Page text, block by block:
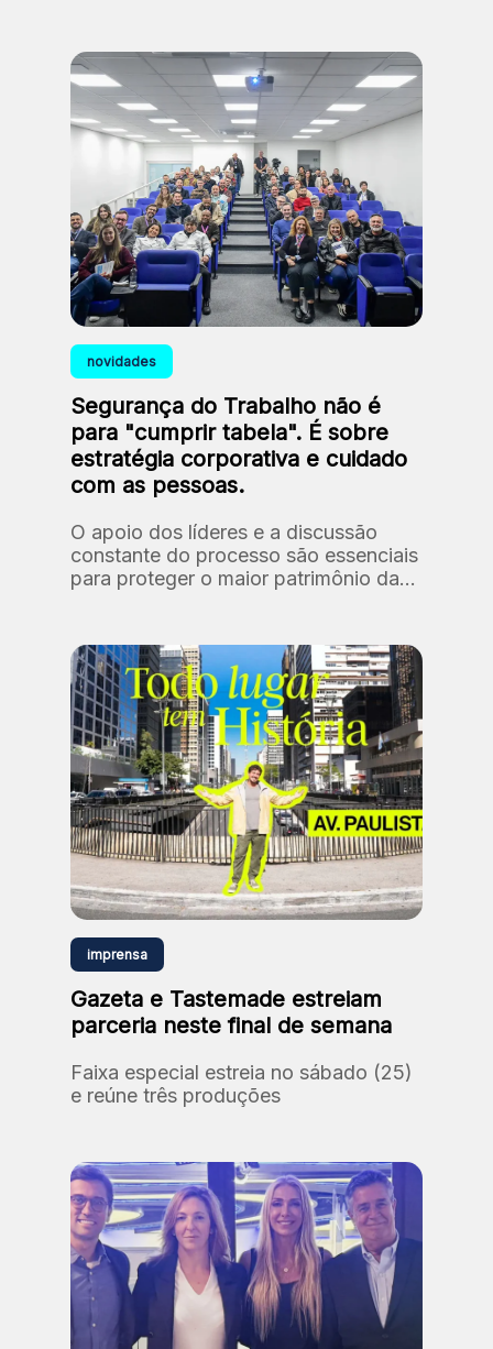
novidades
Segurança do Trabalho não é
para "cumprir tabela". É sobre
estratégia corporativa e cuidado
com as pessoas.
O apoio dos líderes e a discussão
constante do processo são essenciais
para proteger o maior patrimônio da
imprensa
Gazeta e Tastemade estreiam
parceria neste final de semana
Faixa especial estreia no sábado (25)
e reúne três produções